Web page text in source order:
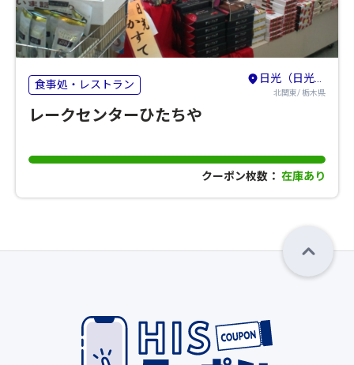
食事処・レストラン 日光（日光・鬼怒川・湯西川・今市・足尾）
北関東/ 栃木県
レークセンターひたちや
クーポン枚数： 在庫あり